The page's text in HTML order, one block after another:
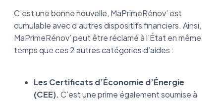
C’est une bonne nouvelle, MaPrimeRénov’ est
cumulable avec d’autres dispositifs financiers. Ainsi,
MaPrimeRénov’ peut être réclamé à l’État en même
temps que ces 2 autres catégories d’aides :
Les Certificats d’Économie d’Énergie
(CEE).C’est une prime également soumise à